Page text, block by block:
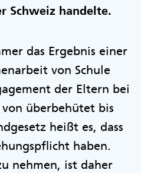
Schweiz handelte.
das Ergebnis einer
von Schule
der Eltern bei
überbehütet bis
heißt es, dass
haben.
nehmen, ist daher